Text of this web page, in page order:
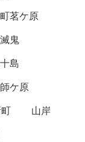
茗ケ原
鬼
島
ケ原
山岸